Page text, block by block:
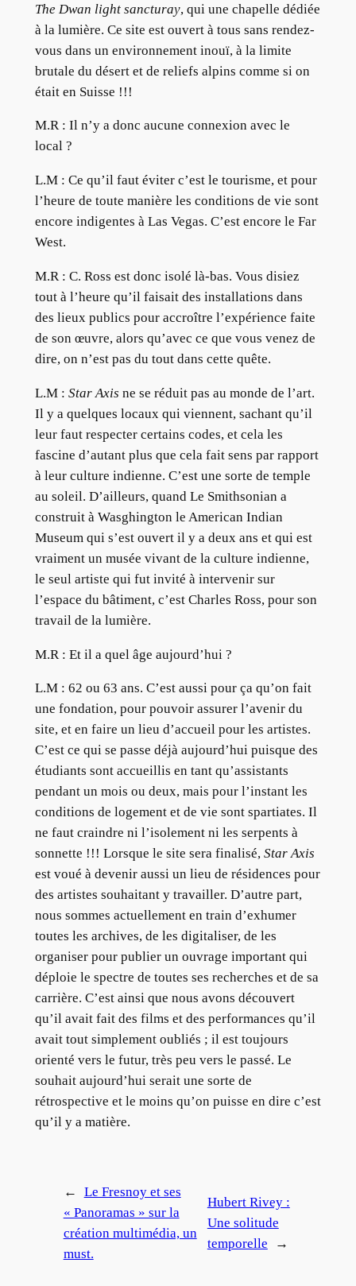
The Dwan light sancturay, qui une chapelle dédiée
à la lumière. Ce site est ouvert à tous sans rendez-
vous dans un environnement inouï, à la limite
brutale du désert et de reliefs alpins comme si on
était en Suisse !!!
M.R : Il n’y a donc aucune connexion avec le
local ?
L.M : Ce qu’il faut éviter c’est le tourisme, et pour
l’heure de toute manière les conditions de vie sont
encore indigentes à Las Vegas. C’est encore le Far
West.
M.R : C. Ross est donc isolé là-bas. Vous disiez
tout à l’heure qu’il faisait des installations dans
des lieux publics pour accroître l’expérience faite
de son œuvre, alors qu’avec ce que vous venez de
dire, on n’est pas du tout dans cette quête.
L.M : Star Axis ne se réduit pas au monde de l’art.
Il y a quelques locaux qui viennent, sachant qu’il
leur faut respecter certains codes, et cela les
fascine d’autant plus que cela fait sens par rapport
à leur culture indienne. C’est une sorte de temple
au soleil. D’ailleurs, quand Le Smithsonian a
construit à Wasghington le American Indian
Museum qui s’est ouvert il y a deux ans et qui est
vraiment un musée vivant de la culture indienne,
le seul artiste qui fut invité à intervenir sur
l’espace du bâtiment, c’est Charles Ross, pour son
travail de la lumière.
M.R : Et il a quel âge aujourd’hui ?
L.M : 62 ou 63 ans. C’est aussi pour ça qu’on fait
une fondation, pour pouvoir assurer l’avenir du
site, et en faire un lieu d’accueil pour les artistes.
C’est ce qui se passe déjà aujourd’hui puisque des
étudiants sont accueillis en tant qu’assistants
pendant un mois ou deux, mais pour l’instant les
conditions de logement et de vie sont spartiates. Il
ne faut craindre ni l’isolement ni les serpents à
sonnette !!! Lorsque le site sera finalisé, Star Axis
est voué à devenir aussi un lieu de résidences pour
des artistes souhaitant y travailler. D’autre part,
nous sommes actuellement en train d’exhumer
toutes les archives, de les digitaliser, de les
organiser pour publier un ouvrage important qui
déploie le spectre de toutes ses recherches et de sa
carrière. C’est ainsi que nous avons découvert
qu’il avait fait des films et des performances qu’il
avait tout simplement oubliés ; il est toujours
orienté vers le futur, très peu vers le passé. Le
souhait aujourd’hui serait une sorte de
rétrospective et le moins qu’on puisse en dire c’est
qu’il y a matière.
←
Le Fresnoy et ses
« Panoramas » sur la
création multimédia, un
must.
Hubert Rivey :
Une solitude
temporelle
→